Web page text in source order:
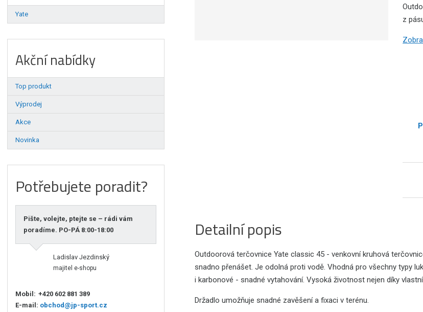
z
Detailní popis
Outdoorová terčovnice Yate classic 45 - venkovní kruhová
snadno přenášet. Je odolná proti vodě. Vhodná pro všechny typy
i karbonové - snadné vytahování. Vysoká životnost nejen díky
Držadlo umožňuje snadné zavěšení a fixaci v terénu.
Yate
Akční nabídky
Top produkt
Výprodej
Akce
Novinka
Potřebujete poradit?
Pište, volejte, ptejte se – rádi vám
poradíme. PO-PÁ 8:00-18:00
Ladislav Jezdinský
majitel e-shopu
Mobil: +420 602 881 389
E-mail: obchod@jp-sport.cz